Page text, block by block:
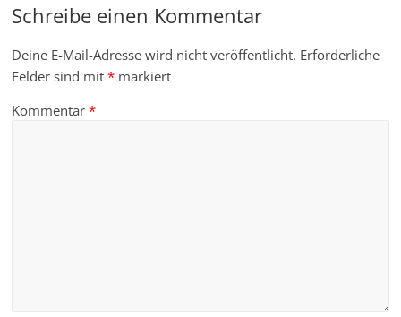
Schreibe einen Kommentar
Deine E-Mail-Adresse wird nicht veröffentlicht. Erforderliche
Felder sind mit* markiert
Kommentar*